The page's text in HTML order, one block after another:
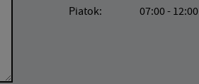
Piatok:
07:00 - 12:00